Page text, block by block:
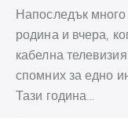
Напоследък
родина и вчера,
кабелна
спомних за едно
Тази година…